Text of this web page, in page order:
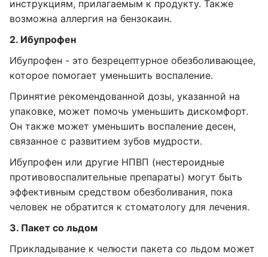
инструкциям, прилагаемым к продукту. Также
возможна аллергия на бензокаин.
2. Ибупрофен
Ибупрофен - это безрецептурное обезболивающее,
которое помогает уменьшить воспаление.
Принятие рекомендованной дозы, указанной на
упаковке, может помочь уменьшить дискомфорт.
Он также может уменьшить воспаление десен,
связанное с развитием зубов мудрости.
Ибупрофен или другие НПВП (нестероидные
противовоспалительные препараты) могут быть
эффективным средством обезболивания, пока
человек не обратится к стоматологу для лечения.
3. Пакет со льдом
Прикладывание к челюсти пакета со льдом может